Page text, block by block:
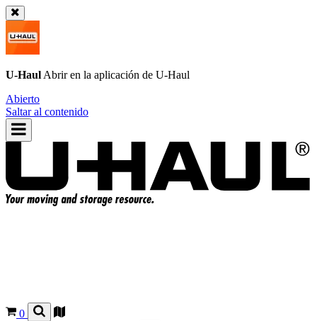
U-Haul Abrir en la aplicación de U-Haul
Abierto
Saltar al contenido
0